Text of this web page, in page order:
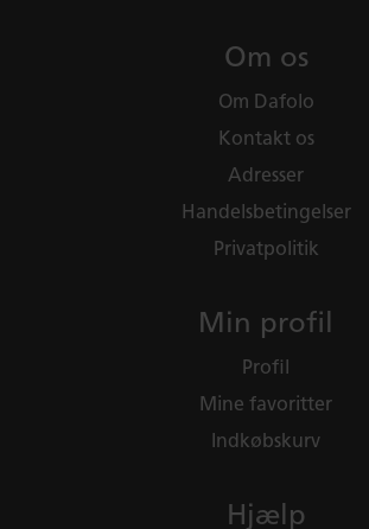
Om os
Om Dafolo
Kontakt os
Adresser
Handelsbetingelser
Privatpolitik
Min profil
Profil
Mine favoritter
Indkøbskurv
Hjælp